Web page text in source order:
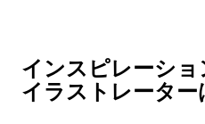
インスピレーシ
イラストレーター